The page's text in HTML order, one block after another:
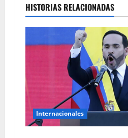
HISTORIAS RELACIONADAS
Internacionales